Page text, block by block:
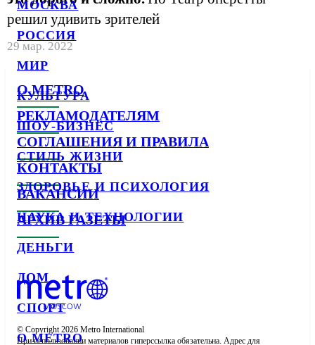
МОСКВА
РОССИЯ
МИР
КУЛЬТУРА
ШОУ-БИЗНЕС
СТИЛЬ ЖИЗНИ
ЗДОРОВЬЕ И ПСИХОЛОГИЯ
НАУКА И ТЕХНОЛОГИИ
ДЕНЬГИ
ДОМ
СПОРТ
О METRO
решил удивить зрителей
29 мар. 2022
О METRO
РЕКЛАМОДАТЕЛЯМ
СОГЛАШЕНИЯ И ПРАВИЛА
КОНТАКТЫ
ВАКАНСИИ
АРХИВ ГАЗЕТЫ
© Copyright 2026 Metro International
При использовании материалов гиперссылка обязательна. Адрес для